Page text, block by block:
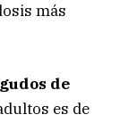
más
de
es de